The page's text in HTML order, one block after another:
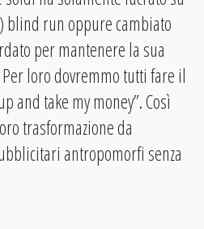
blind run oppure cambiato
per mantenere la sua
loro dovremmo tutti fare il
and take my money”. Così
trasformazione da
antropomorfi senza